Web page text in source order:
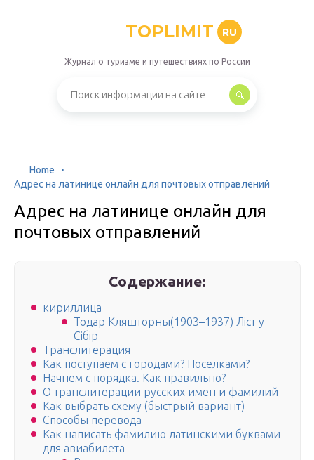
TOPLIMIT RU
Журнал о туризме и путешествиях по России
Home
Адрес на латинице онлайн для почтовых отправлений
Адрес на латинице онлайн для
почтовых отправлений
Содержание:
кирил­лица
Тодар Кляшторны(1903–1937) Ліст у
Сібір
Транслитерация
Как поступаем с городами? Поселками?
Начнем с порядка. Как правильно?
О транслитерации русских имен и фамилий
Как выбрать схему (быстрый вариант)
Способы перевода
Как написать фамилию латинскими буквами
для авиабилета